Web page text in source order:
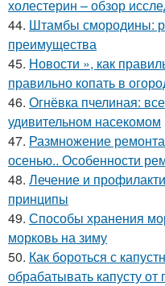
холестерин – обзор
44. Штамбы смородины:
преимущества
45. Новости », как
правильно копать в
46. Огнёвка пчелиная:
удивительном насекомом
47. Размножение
осенью.. Особенности
48. Лечение и
принципы
49. Способы хранения
морковь на зиму
50. Как бороться с
обрабатывать капусту от